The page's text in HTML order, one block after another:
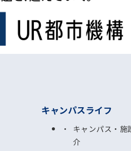
キャンパスライフ
キャンパス・施
介